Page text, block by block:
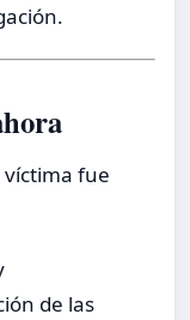
fue
de las